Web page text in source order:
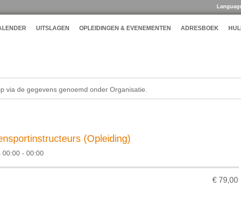
UITSLAGEN OPLEIDINGEN & EVENEMENTEN ADRESBOEK
via de gegevens genoemd onder Organisatie.
(Opleiding)
00:00 - 00:00
€ 79,00